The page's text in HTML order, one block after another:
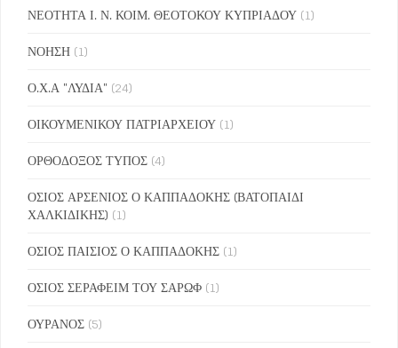
ΝΕΟΤΗΤΑ Ι. Ν. ΚΟΙΜ. ΘΕΟΤΟΚΟΥ ΚΥΠΡΙΑΔΟΥ (1)
ΝΟΗΣΗ (1)
Ο.Χ.Α "ΛΥΔΙΑ" (24)
ΟΙΚΟΥΜΕΝΙΚΟΥ ΠΑΤΡΙΑΡΧΕΙΟΥ (1)
ΟΡΘΟΔΟΞΟΣ ΤΥΠΟΣ (4)
ΟΣΙΟΣ ΑΡΣΕΝΙΟΣ Ο ΚΑΠΠΑΔΟΚΗΣ (ΒΑΤΟΠΑΙΔΙ
ΧΑΛΚΙΔΙΚΗΣ) (1)
ΟΣΙΟΣ ΠΑΙΣΙΟΣ Ο ΚΑΠΠΑΔΟΚΗΣ (1)
ΟΣΙΟΣ ΣΕΡΑΦΕΙΜ ΤΟΥ ΣΑΡΩΦ (1)
ΟΥΡΑΝΟΣ (5)